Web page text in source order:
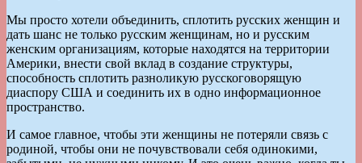
Мы просто хотели объединить, сплотить русских женщин и
дать шанс не только русским женщинам, но и русским
женским организациям, которые находятся на территории
Америки, внести свой вклад в создание структуры,
способность сплотить разноликую русскоговорящую
диаспору США и соединить их в одно информационное
пространство.
И самое главное, чтобы эти женщины не потеряли связь с
родиной, чтобы они не почувствовали себя одинокими,